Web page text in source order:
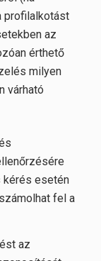
profilalkotást
az
érthető
milyen
várható
kérés esetén
fel a
az